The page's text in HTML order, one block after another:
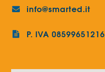
info@smarted.it
P. IVA 08599651216